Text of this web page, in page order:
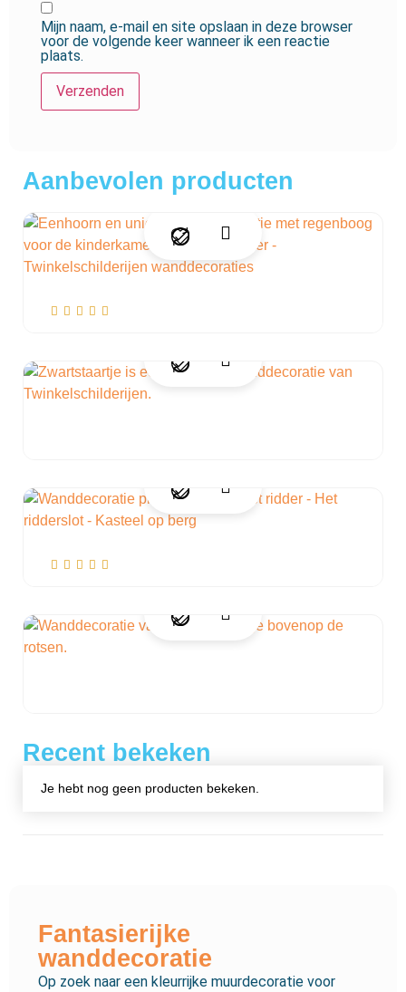
Mijn naam, e-mail en site opslaan in deze browser
voor de volgende keer wanneer ik een reactie
plaats.
Aanbevolen producten
Recent bekeken
Je hebt nog geen producten bekeken.
Fantasierijke
wanddecoratie
Op zoek naar een kleurrijke muurdecoratie voor